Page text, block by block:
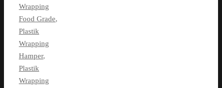
Wrapping
Food Grade,
Plastik
Wrapping
Hamper,
Plastik
Wrapping